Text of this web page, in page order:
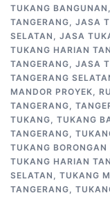
TUKANG BANGUNAN ,
TANGERANG, JASA
SELATAN , JASA
TUKANG HARIAN
TANGERANG, JASA
TANGERANG
MANDOR PROYEK,
TANGERANG,
TUKANG, TUKANG
TANGERANG,
TUKANG BORONGAN
TUKANG HARIAN
SELATAN , TUKANG
TANGERANG,